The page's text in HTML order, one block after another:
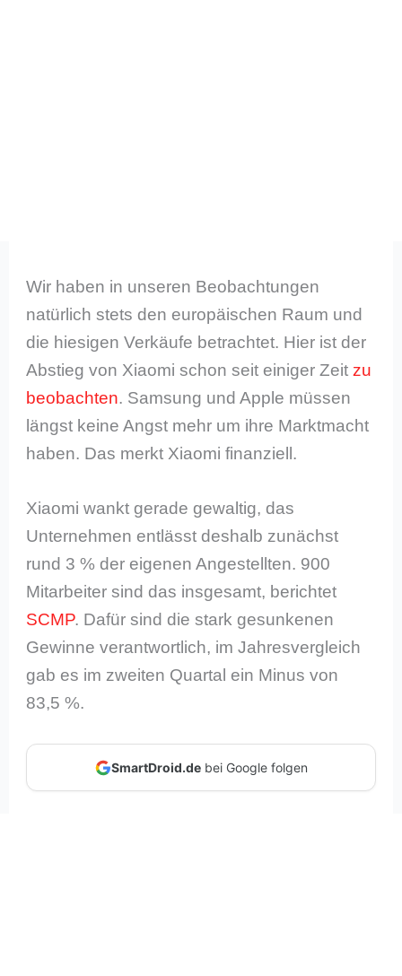
Wir haben in unseren Beobachtungen
natürlich stets den europäischen Raum und
die hiesigen Verkäufe betrachtet. Hier ist der
Abstieg von Xiaomi schon seit einiger Zeit zu
beobachten. Samsung und Apple müssen
längst keine Angst mehr um ihre Marktmacht
haben. Das merkt Xiaomi finanziell.
Xiaomi wankt gerade gewaltig, das
Unternehmen entlässt deshalb zunächst
rund 3 % der eigenen Angestellten. 900
Mitarbeiter sind das insgesamt, berichtet
SCMP. Dafür sind die stark gesunkenen
Gewinne verantwortlich, im Jahresvergleich
gab es im zweiten Quartal ein Minus von
83,5 %.
SmartDroid.debei Google folgen